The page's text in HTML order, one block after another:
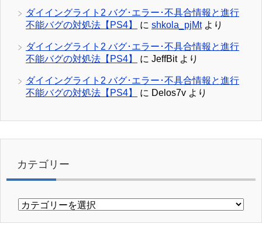
ダイイングライト2 バグ･エラー･不具合情報と進行
不能バグの対処法【PS4】
に shkola_pjMtより
ダイイングライト2 バグ･エラー･不具合情報と進行
不能バグの対処法【PS4】
に JeffBitより
ダイイングライト2 バグ･エラー･不具合情報と進行
不能バグの対処法【PS4】
に Delos7v より
カテゴリー
カ